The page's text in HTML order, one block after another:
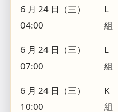
6 月 24 日（三）
04:00
L
組
6 月 24 日（三）
07:00
L
組
6 月 24 日（三）
10:00
K
組